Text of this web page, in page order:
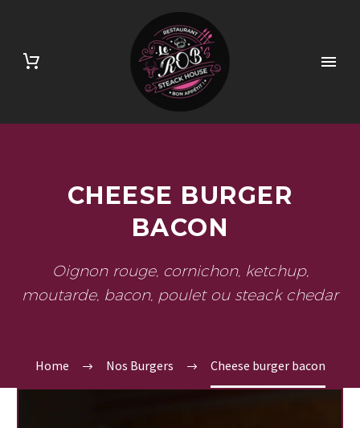
CHEESE BURGER
BACON
Oignon rouge, cornichon, ketchup,
moutarde, bacon, poulet ou steack chedar
Home Nos Burgers Cheese burger bacon